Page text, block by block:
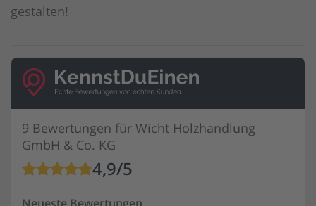
gestalten!
9 Bewertungen für Wicht Holzhandlung
GmbH & Co. KG
4,9/5